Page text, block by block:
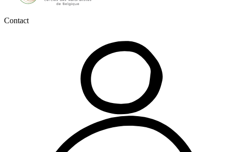
Contact